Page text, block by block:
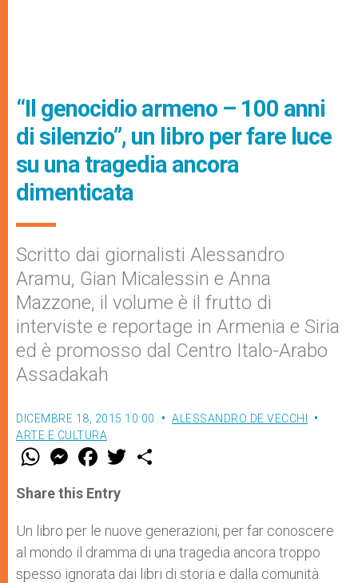
“Il genocidio armeno – 100 anni
di silenzio”, un libro per fare luce
su una tragedia ancora
dimenticata
Scritto dai giornalisti Alessandro
Aramu, Gian Micalessin e Anna
Mazzone, il volume è il frutto di
interviste e reportage in Armenia e Siria
ed è promosso dal Centro Italo-Arabo
Assadakah
DICEMBRE 18, 2015 10:00
ALESSANDRO DE VECCHI
ARTE E CULTURA
W
t
s
p
p
M
e
s
e
g
e
F
a
e
b
o
k
w
r
Share this Entry
Un libro per le nuove generazioni, per far conoscere
al mondo il dramma di una tragedia ancora troppo
spesso ignorata dai libri di storia e dalla comunità